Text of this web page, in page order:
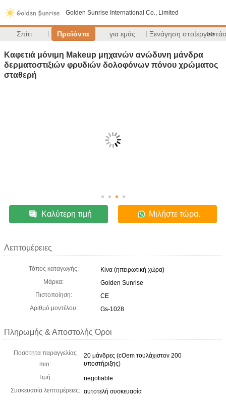
Golden Sunrise International Co., Limited
Σπίτι Προϊόντα για εμάς Ξενάγηση στο >>
Καφετιά μόνιμη Makeup μηχανών ανώδυνη μάνδρα
δερματοστιξιών φρυδιών δολοφόνων πόνου χρώματος
σταθερή
Καλύτερη τιμή Μιλήστε τώρα.
Λεπτομέρειες
Τόπος καταγωγής:
Κίνα (ηπειρωτική χώρα)
Μάρκα:
Golden Sunrise
Πιστοποίηση:
CE
Αριθμό μοντέλου:
Gs-1028
Πληρωμής & Αποστολής Όροι
Ποσότητα παραγγελίας
min:
20 μάνδρες (cOem τουλάχιστον 200
υποστήριξης)
Τιμή:
negotiable
Συσκευασία λεπτομέρειες: αυτοτελή συσκευασία